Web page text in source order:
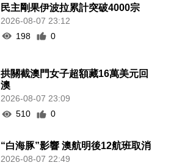
民主剛果伊波拉累計突破4000宗
2026-08-07 23:12
198
0
拱關截澳門女子超額藏16萬美元回
澳
2026-08-07 23:09
510
0
“白海豚”影響 澳航明後12航班取消
2026-08-07 22:49